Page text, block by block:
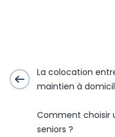
La colocation
maintien à
Comment choisir
seniors ?